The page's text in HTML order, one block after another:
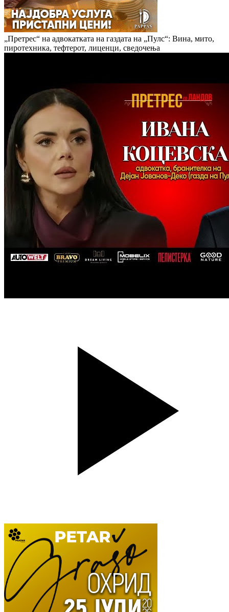
„Претрес“ на адвокатката на газдата на „Пулс“: Вина, мито,
пиротехника, тефтерот, лиценци, сведочења